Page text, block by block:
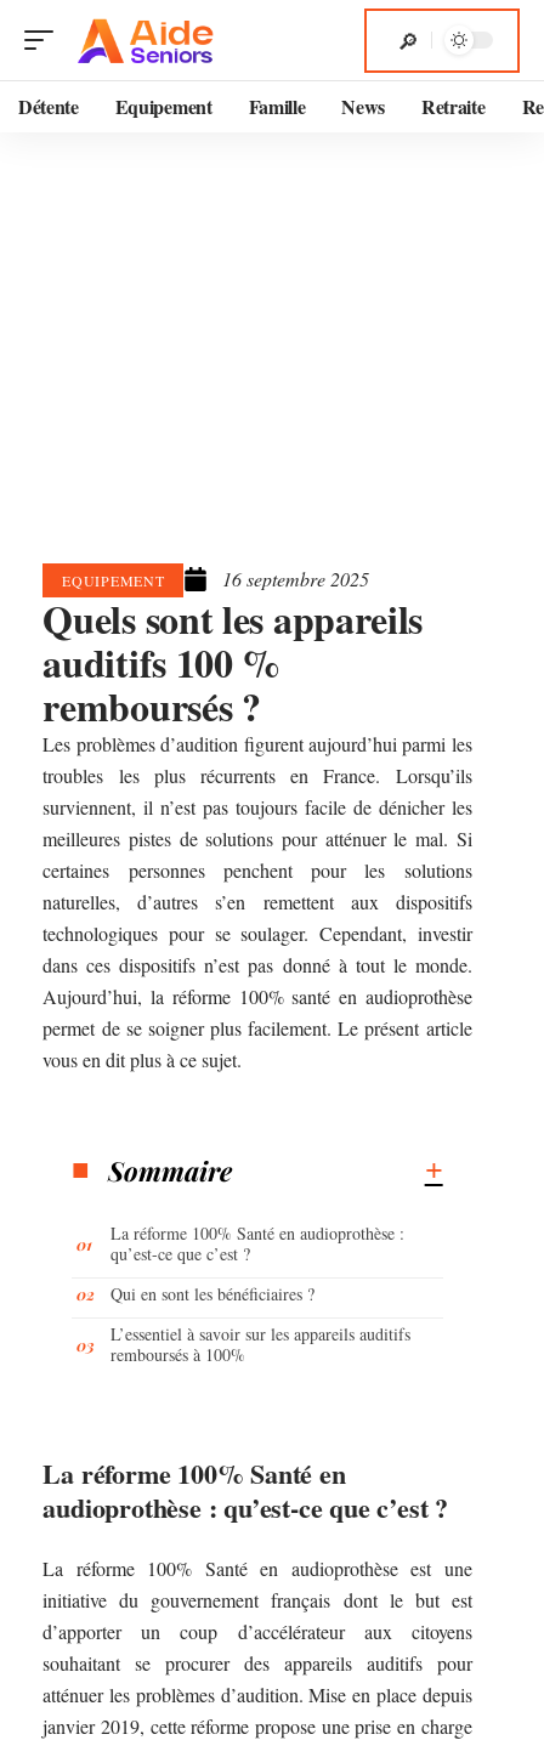
Détente Equipement Famille News Retraite
EQUIPEMENT 16 septembre 2025
Quels sont les appareils
auditifs 100 %
remboursés ?
Les problèmes d’audition figurent aujourd’hui parmi les
troubles les plus récurrents en France. Lorsqu’ils
surviennent, il n’est pas toujours facile de dénicher les
meilleures pistes de solutions pour atténuer le mal. Si
certaines personnes penchent pour les solutions
naturelles, d’autres s’en remettent aux dispositifs
technologiques pour se soulager. Cependant, investir
dans ces dispositifs n’est pas donné à tout le monde.
Aujourd’hui, la réforme 100% santé en audioprothèse
permet de se soigner plus facilement. Le présent article
vous en dit plus à ce sujet.
Sommaire
La réforme 100% Santé en audioprothèse :
qu’est-ce que c’est ?
Qui en sont les bénéficiaires ?
L’essentiel à savoir sur les appareils auditifs
remboursés à 100%
La réforme 100% Santé en
audioprothèse : qu’est-ce que c’est ?
La réforme 100% Santé en audioprothèse est une
initiative du gouvernement français dont le but est
d’apporter un coup d’accélérateur aux citoyens
souhaitant se procurer des appareils auditifs pour
atténuer les problèmes d’audition. Mise en place depuis
janvier 2019, cette réforme propose une prise en charge